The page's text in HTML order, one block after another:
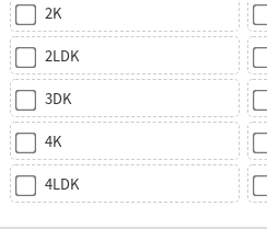
2K
2LDK
3DK
4K
4LDK